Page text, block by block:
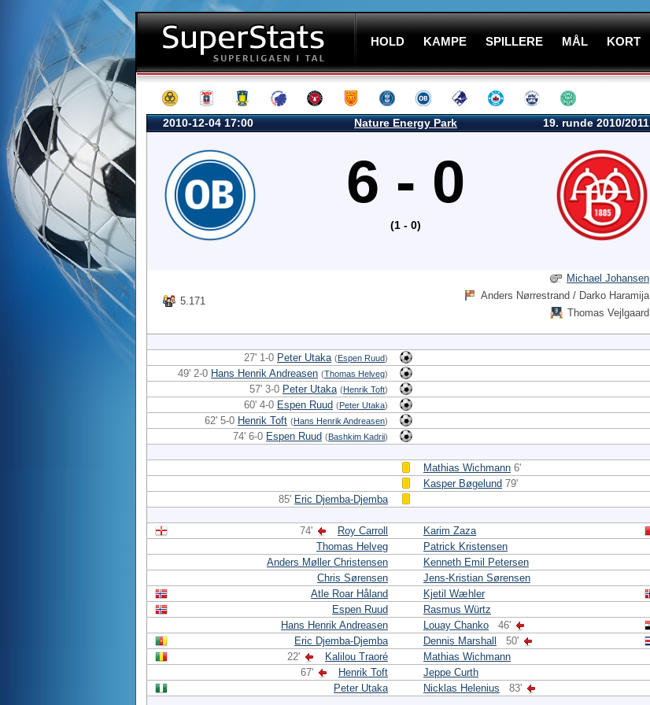
HOLD KAMPE SPILLERE MÅL KORT
2010-12-04 17:00 Nature Energy Park 19. runde 2010/2011
6 - 0
(1 - 0)
5.171
Michael Johansen
Anders Nørrestrand / Darko Haramija
Thomas Vejlgaard
27' 1-0 Peter Utaka (Espen Ruud)
49' 2-0 Hans Henrik Andreasen (Thomas Helveg)
57' 3-0 Peter Utaka (Henrik Toft)
60' 4-0 Espen Ruud (Peter Utaka)
62' 5-0 Henrik Toft (Hans Henrik Andreasen)
74' 6-0 Espen Ruud (Bashkim Kadrii)
Mathias Wichmann 6'
Kasper Bøgelund 79'
85' Eric Djemba-Djemba
74' Roy Carroll
Karim Zaza
Thomas Helveg
Patrick Kristensen
Anders Møller Christensen
Kenneth Emil Petersen
Chris Sørensen
Jens-Kristian Sørensen
Atle Roar Håland
Kjetil Wæhler
Espen Ruud
Rasmus Würtz
Hans Henrik Andreasen
Louay Chanko
46'
Eric Djemba-Djemba
Dennis Marshall
50'
22'
Kalilou Traoré
Mathias Wichmann
67'
Henrik Toft
Jeppe Curth
Peter Utaka
Nicklas Helenius 83'